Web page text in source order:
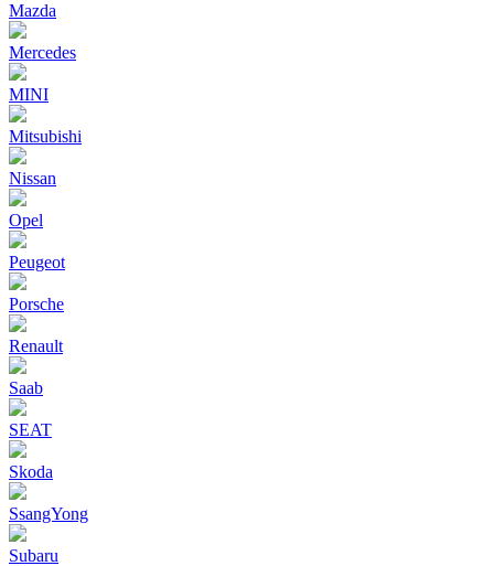
Mazda
Mercedes
MINI
Mitsubishi
Nissan
Opel
Peugeot
Porsche
Renault
Saab
SEAT
Skoda
SsangYong
Subaru